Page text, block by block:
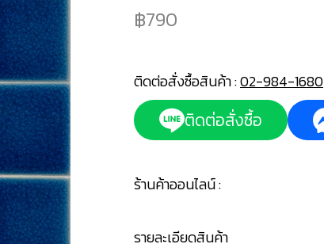
790
ติดต่อสั่งซื้อสินค้า :02-984-1680
ติดต่อสั่งซื้อ
ร้านค้าออนไลน์ :
รายละเอียดสินค้า